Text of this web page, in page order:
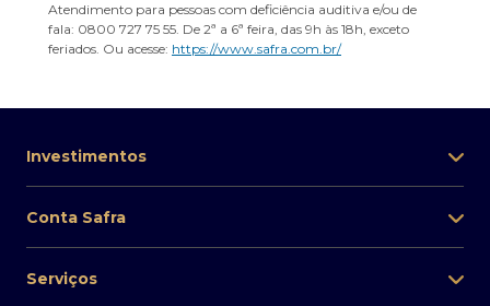
Atendimento para pessoas com deficiência auditiva e/ou de
fala: 0800 727 75 55. De 2ª a 6ª feira, das 9h às 18h, exceto
feriados. Ou acesse: https://www.safra.com.br/
Investimentos
Conta Safra
Serviços